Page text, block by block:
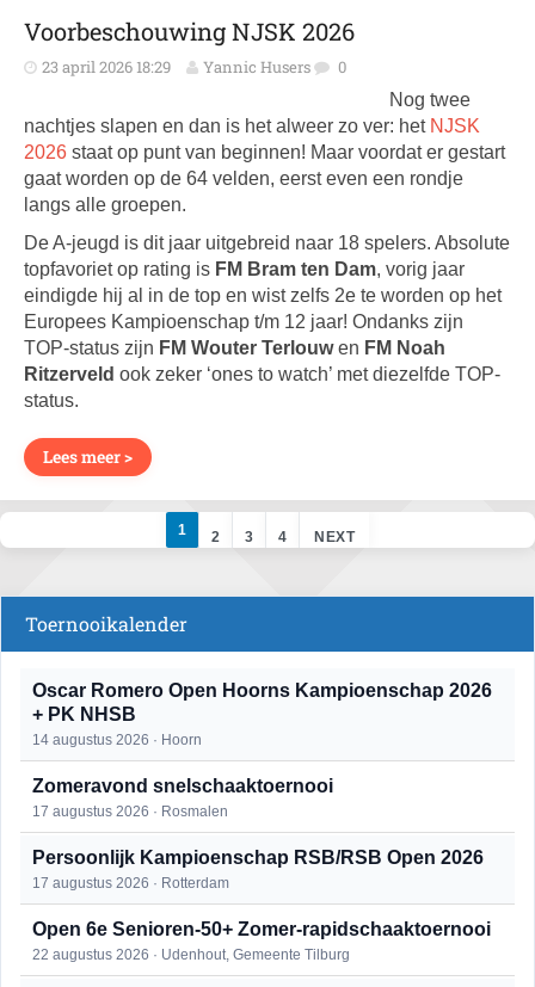
Voorbeschouwing NJSK 2026
23 april 2026 18:29 Yannic Husers 0
Nog twee
nachtjes slapen en dan is het alweer zo ver: hetNJSK
2026 staat op punt van beginnen! Maar voordat er gestart
gaat worden op de 64 velden, eerst even een rondje
langs alle groepen.
De A-jeugd is dit jaar uitgebreid naar 18 spelers. Absolute
topfavoriet op rating is FM Bram ten Dam, vorig jaar
eindigde hij al in de top en wist zelfs 2e te worden op het
Europees Kampioenschap t/m 12 jaar! Ondanks zijn
TOP-status zijn FM Wouter Terlouwen FM Noah
Ritzerveld ook zeker ‘ones to watch’ met diezelfde TOP-
status.
Lees meer >
1 2 3 4 NEXT
Toernooikalender
Oscar Romero Open Hoorns Kampioenschap 2026
+ PK NHSB
14 augustus 2026 · Hoorn
Zomeravond snelschaaktoernooi
17 augustus 2026 · Rosmalen
Persoonlijk Kampioenschap RSB/RSB Open 2026
17 augustus 2026 · Rotterdam
Open 6e Senioren-50+ Zomer-rapidschaaktoernooi
22 augustus 2026 · Udenhout, Gemeente Tilburg